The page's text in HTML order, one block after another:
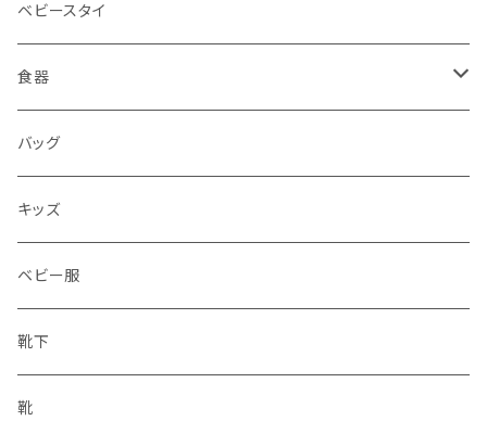
ベビースタイ
食器
水筒
水筒
バッグ
キッズ
ベビー服
靴下
靴